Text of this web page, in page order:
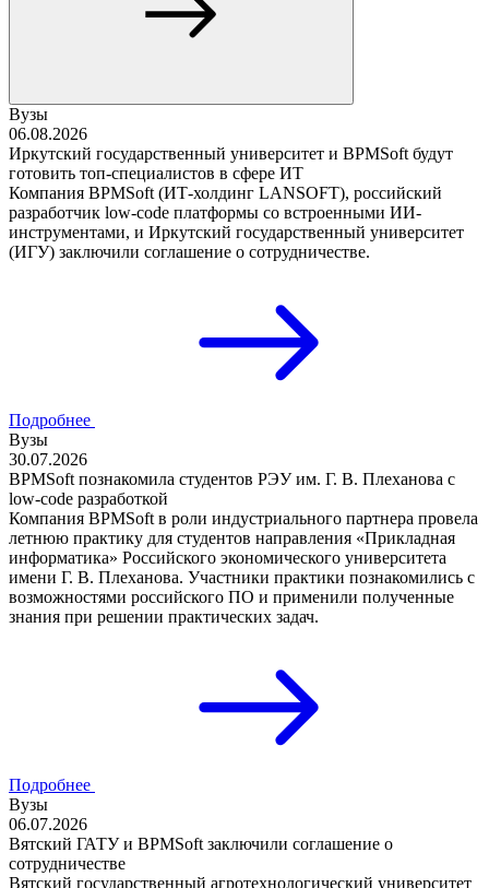
Вузы
06.08.2026
Иркутский государственный университет и BPMSoft будут
готовить топ-специалистов в сфере ИТ
Компания BPMSoft (ИТ-холдинг LANSOFT), российский
разработчик low-code платформы со встроенными ИИ-
инструментами, и Иркутский государственный университет
(ИГУ) заключили соглашение о сотрудничестве.
Подробнее
Вузы
30.07.2026
BPMSoft познакомила студентов РЭУ им. Г. В. Плеханова с
low-code разработкой
Компания BPMSoft в роли индустриального партнера провела
летнюю практику для студентов направления «Прикладная
информатика» Российского экономического университета
имени Г. В. Плеханова. Участники практики познакомились с
возможностями российского ПО и применили полученные
знания при решении практических задач.
Подробнее
Вузы
06.07.2026
Вятский ГАТУ и BPMSoft заключили соглашение о
сотрудничестве
Вятский государственный агротехнологический университет